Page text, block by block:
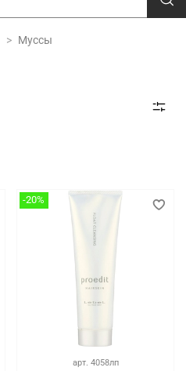
Муссы
-20%
арт. 4058лп